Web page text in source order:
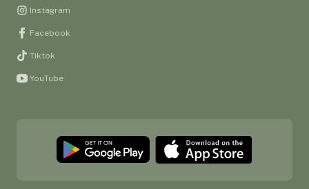
Instagram
Facebook
Tiktok
YouTube